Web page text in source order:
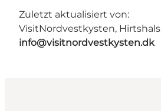
Zuletzt aktualisiert von:
VisitNordvestkysten, Hirtshals
info@visitnordvestkysten.dk